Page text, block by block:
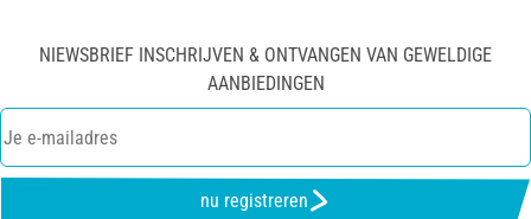
NIEWSBRIEF INSCHRIJVEN & ONTVANGEN VAN GEWELDIGE
AANBIEDINGEN
nu registreren